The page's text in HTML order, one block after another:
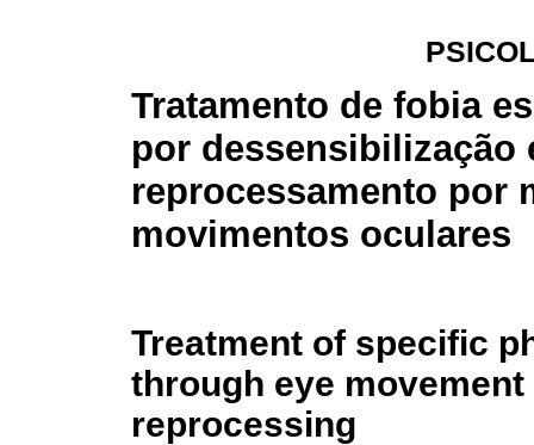
Tratamento de fobia
por dessensibilização
reprocessamento por
movimentos oculares
Treatment of specific
through eye
reprocessing